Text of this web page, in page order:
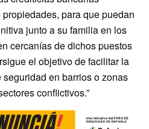
para que puedan
junto a su familia en los
cercanías de dichos puestos
el objetivo de facilitar la
en barrios o zonas
conflictivos.”